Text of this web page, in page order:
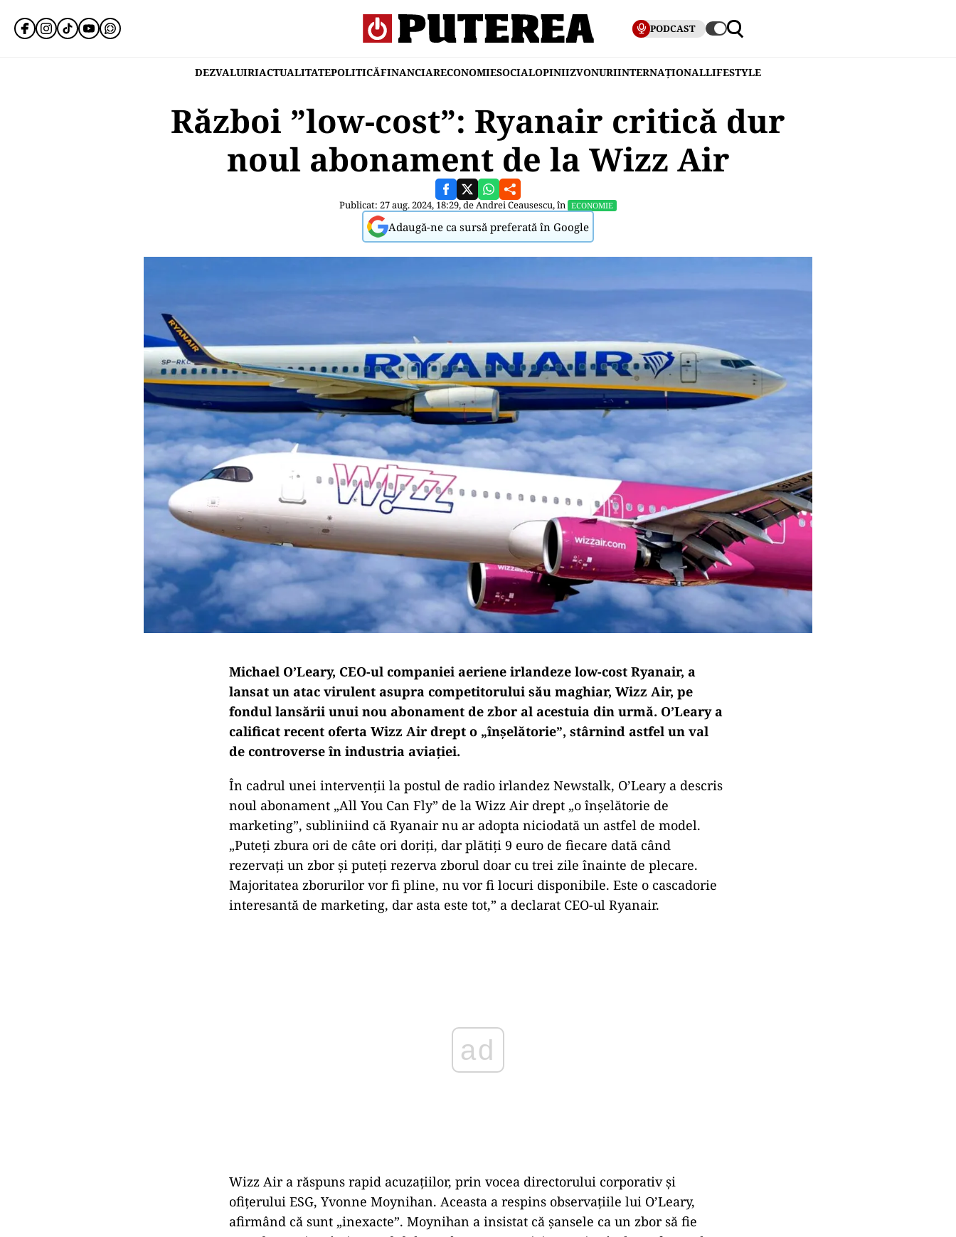
PODCAST
DEZVALUIRIACTUALITATEPOLITICĂFINANCIARECONOMIESOCIALOPINIIZVONURIINTERNAȚIONALLIFESTYLE
Război ”low-cost”: Ryanair critică dur
noul abonament de la Wizz Air
Publicat: 27 aug. 2024, 18:29, deAndrei Ceausescu, în ECONOMIE
Adaugă-ne ca sursă preferată în Google
Michael O’Leary, CEO-ul companiei aeriene irlandeze low-cost Ryanair, a
lansat un atac virulent asupra competitorului său maghiar, Wizz Air, pe
fondul lansării unui nou abonament de zbor al acestuia din urmă. O’Leary a
calificat recent oferta Wizz Air drept o „înșelătorie”, stârnind astfel un val
de controverse în industria aviației.
În cadrul unei intervenții la postul de radio irlandez Newstalk, O’Leary a descris
noul abonament „All You Can Fly” de la Wizz Air drept „o înșelătorie de
marketing”, subliniind că Ryanair nu ar adopta niciodată un astfel de model.
„Puteți zbura ori de câte ori doriți, dar plătiți 9 euro de fiecare dată când
rezervați un zbor și puteți rezerva zborul doar cu trei zile înainte de plecare.
Majoritatea zborurilor vor fi pline, nu vor fi locuri disponibile. Este o cascadorie
interesantă de marketing, dar asta este tot,” a declarat CEO-ul Ryanair.
Wizz Air a răspuns rapid acuzațiilor, prin vocea directorului corporativ și
ofițerului ESG, Yvonne Moynihan. Aceasta a respins observațiile lui O’Leary,
afirmând că sunt „inexacte”. Moynihan a insistat că șansele ca un zbor să fie